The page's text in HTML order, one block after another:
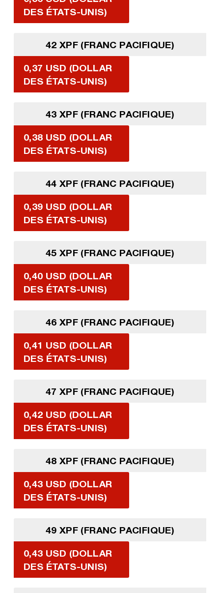
DES ÉTATS-UNIS)
42 XPF (FRANC PACIFIQUE)
0,37 USD (DOLLAR
DES ÉTATS-UNIS)
43 XPF (FRANC PACIFIQUE)
0,38 USD (DOLLAR
DES ÉTATS-UNIS)
44 XPF (FRANC PACIFIQUE)
0,39 USD (DOLLAR
DES ÉTATS-UNIS)
45 XPF (FRANC PACIFIQUE)
0,40 USD (DOLLAR
DES ÉTATS-UNIS)
46 XPF (FRANC PACIFIQUE)
0,41 USD (DOLLAR
DES ÉTATS-UNIS)
47 XPF (FRANC PACIFIQUE)
0,42 USD (DOLLAR
DES ÉTATS-UNIS)
48 XPF (FRANC PACIFIQUE)
0,43 USD (DOLLAR
DES ÉTATS-UNIS)
49 XPF (FRANC PACIFIQUE)
0,43 USD (DOLLAR
DES ÉTATS-UNIS)